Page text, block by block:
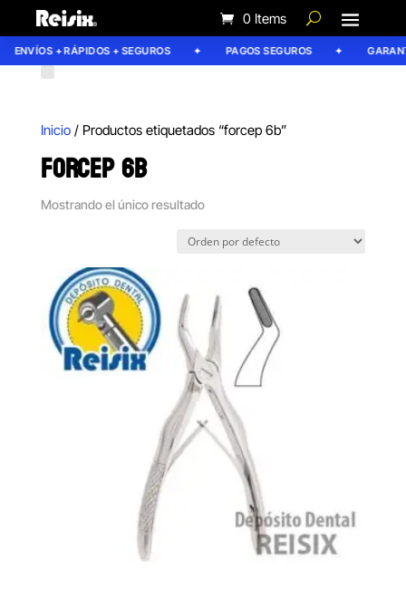
0 Items
ENVÍOS + RÁPIDOS + SEGUROS PAGOS SEGUROS
Inicio/ Productos etiquetados “forcep 6b”
FORCEP 6B
Mostrando el único resultado